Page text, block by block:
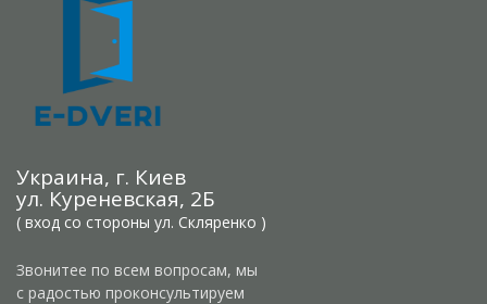
Украина, г. Киев
ул. Куреневская, 2Б
( вход со стороны ул. Скляренко )
Звонитее по всем вопросам, мы
с радостью проконсультируем